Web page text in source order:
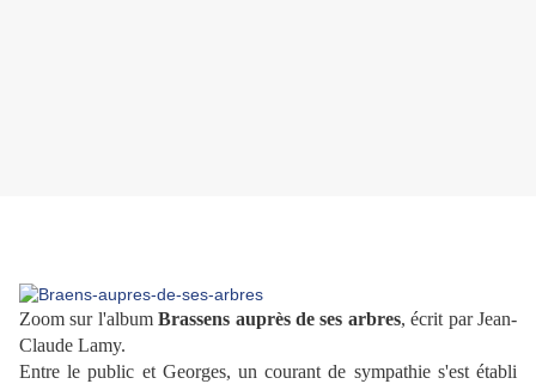
Zoom sur l'albumBrassens auprès de ses arbres, écrit par Jean-
Claude Lamy.
Entre le public et Georges, un courant de sympathie s'est établi